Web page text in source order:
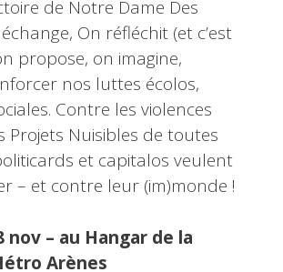
de Notre Dame Des
On réfléchit (et c’est
propose, on imagine,
nos luttes écolos,
Contre les violences
Projets Nuisibles de toutes
et capitalos veulent
– et contre leur (im)monde !
nov – au Hangar de la
Arènes